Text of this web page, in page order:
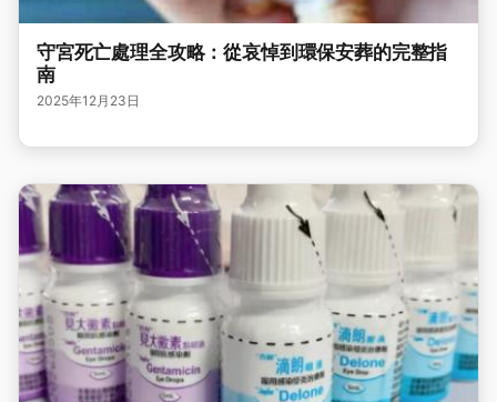
守宮死亡處理全攻略：從哀悼到環保安葬的完整指
南
2025年12月23日